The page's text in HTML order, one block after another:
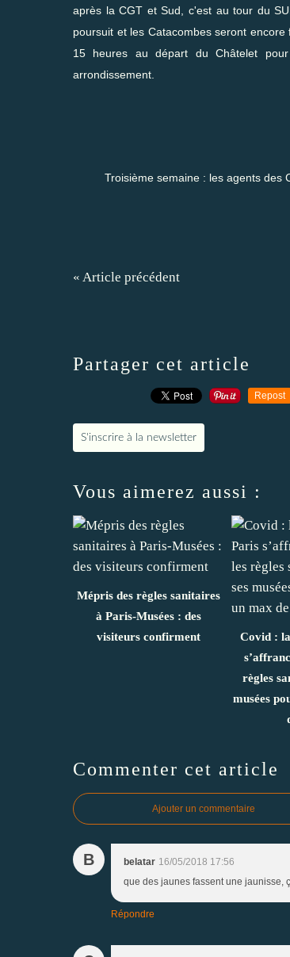
après la CGT et Sud, c'est au tour du
poursuit et les Catacombes seront
15 heures au départ du Châtelet
arrondissement.
Troisième semaine : les agents des
« Article précédent
Partager cet article
Repost
S'inscrire à la newsletter
Vous aimerez aussi :
Mépris des règles sanitaires
à Paris-Musées : des
visiteurs confirment
Covid :
règles
musées
Commenter cet article
Ajouter un commentaire
B belatar 16/05/2018 17:56
que des jaunes fassent une jaunisse,
Répondre